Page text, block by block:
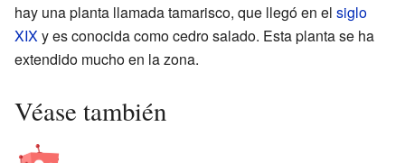
hay una planta llamada tamarisco, que llegó en el siglo
XIXy es conocida como cedro salado. Esta planta se ha
extendido mucho en la zona.
Véase también